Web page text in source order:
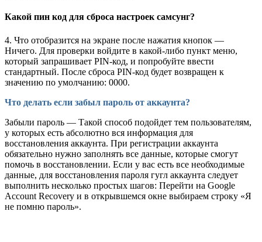
Какой пин код для сброса настроек самсунг?
4. Что отобразится на экране после нажатия кнопок —
Ничего. Для проверки войдите в какой-либо пункт меню,
который запрашивает PIN-код, и попробуйте ввести
стандартный. После сброса PIN-код будет возвращен к
значению по умолчанию: 0000.
Что делать если забыл пароль от аккаунта?
Забыли пароль — Такой способ подойдет тем пользователям,
у которых есть абсолютно вся информация для
восстановления аккаунта. При регистрации аккаунта
обязательно нужно заполнять все данные, которые смогут
помочь в восстановлении. Если у вас есть все необходимые
данные, для восстановления пароля гугл аккаунта следует
выполнить несколько простых шагов: Перейти на Google
Account Recovery и в открывшемся окне выбираем строку «Я
не помню пароль».